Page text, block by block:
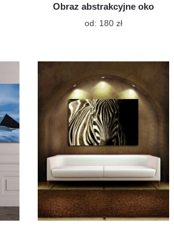
Obraz abstrakcyjne oko
od: 180 złTen
wiele
wariantów.
Opcje
można
na
stronie
produktu